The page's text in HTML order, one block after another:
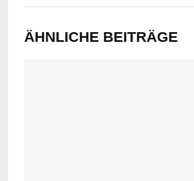
ÄHNLICHE BEITRÄGE